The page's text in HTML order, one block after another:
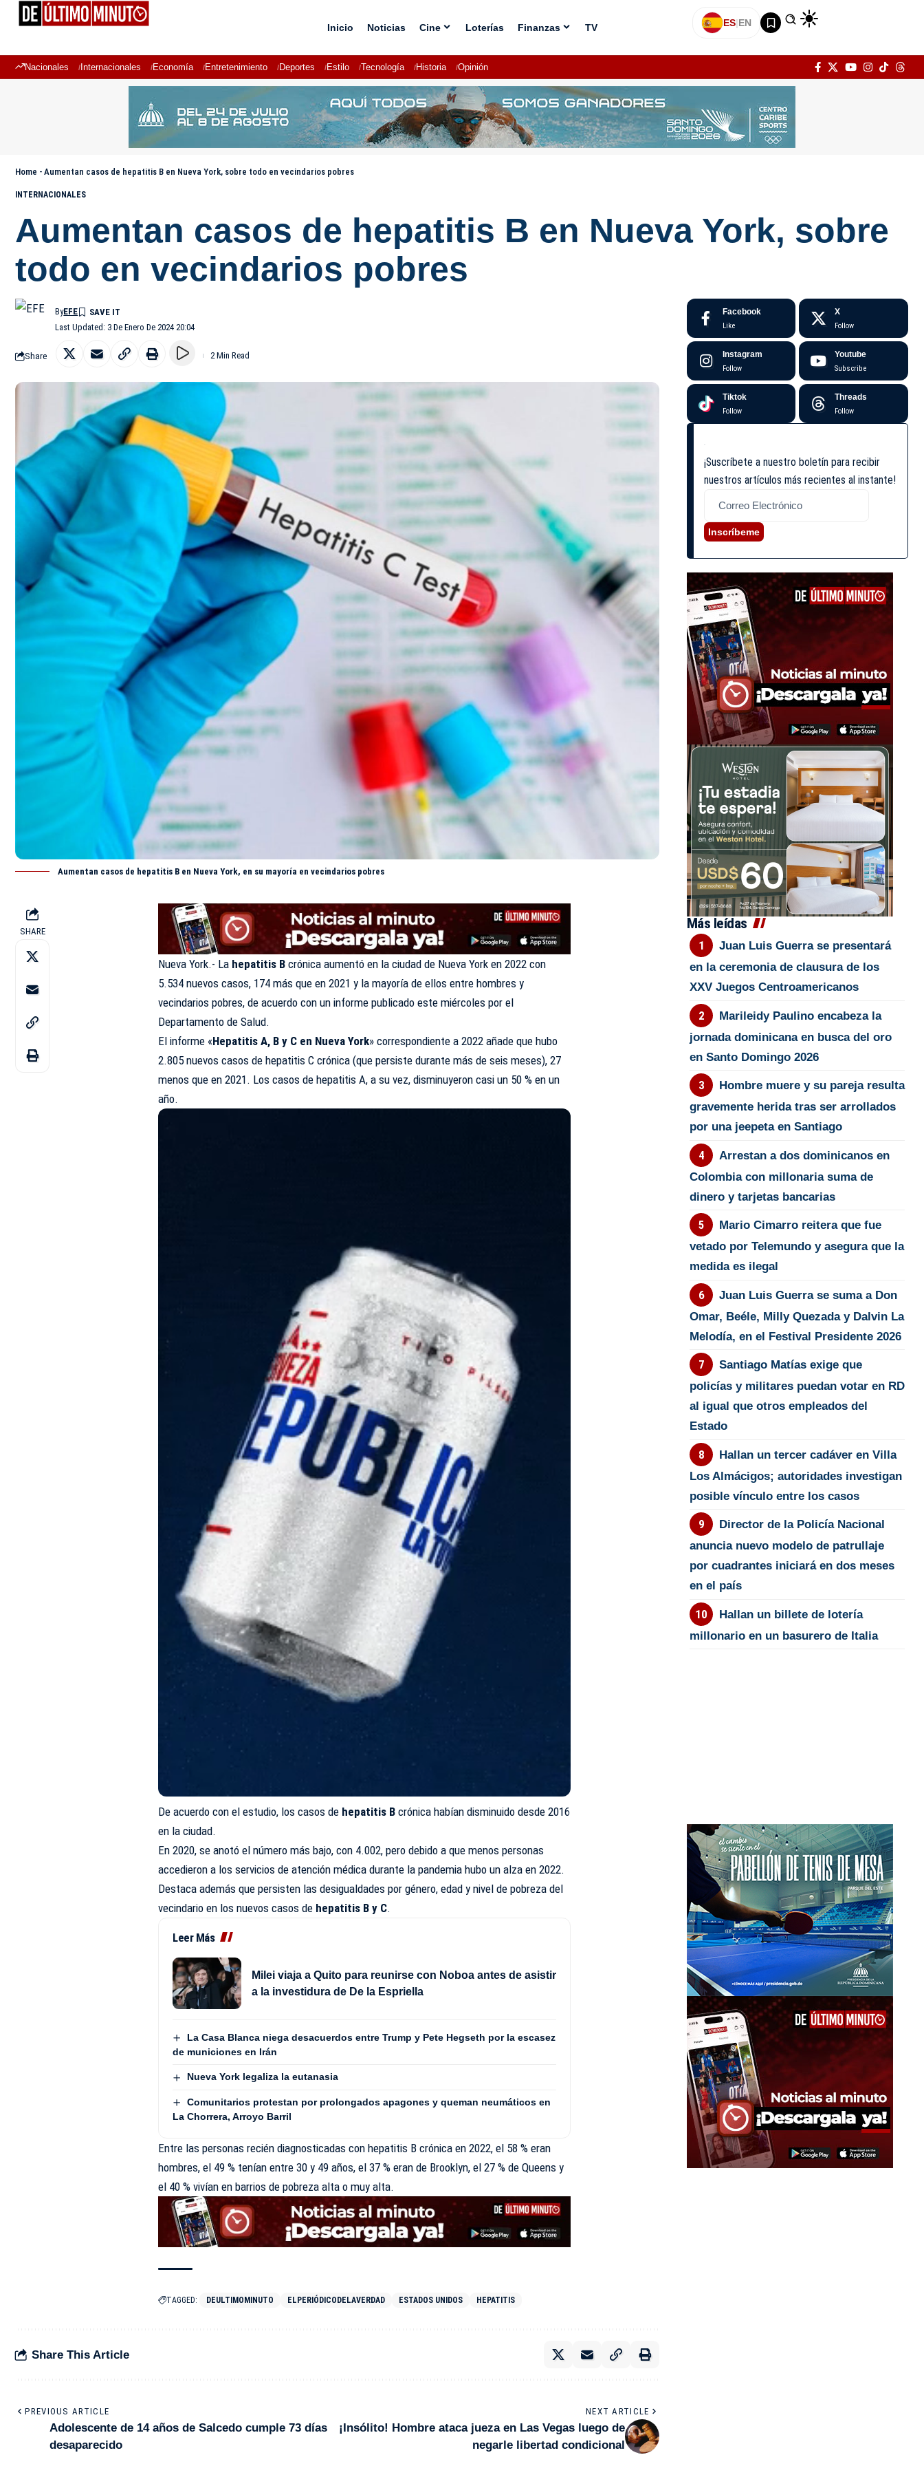
Inicio Noticias Cine Loterías Finanzas TV ES|EN
Nacionales Internacionales Economía Entretenimiento Deportes Estilo Tecnología Historia Opinión
Home - Aumentan casos de hepatitis B en Nueva York, sobre todo en vecindarios pobres
INTERNACIONALES
Aumentan casos de hepatitis B en Nueva York, sobre
todo en vecindarios pobres
Last Updated: 3 De Enero De 2024 20:04
ByEFE
Share 2 Min Read
Aumentan casos de hepatitis B en Nueva York, en su mayoría en vecindarios pobres
SHARE
Nueva York.- La hepatitis B crónica aumentó en la ciudad de Nueva York en 2022 con
5.534 nuevos casos, 174 más que en 2021 y la mayoría de ellos entre hombres y
vecindarios pobres, de acuerdo con un informe publicado este miércoles por el
Departamento de Salud.
El informe «HepatitisA, B y C en Nueva York» correspondiente a 2022 añade que hubo
2.805 nuevos casos de hepatitis C crónica (que persiste durante más de seis meses), 27
menos que en 2021. Los casos de hepatitis A, a su vez, disminuyeron casi un 50 % en un
año.
De acuerdo con el estudio, los casos de hepatitis B crónica habían disminuido desde 2016
en la ciudad.
En 2020, se anotó el número más bajo, con 4.002, pero debido a que menos personas
accedieron a los servicios de atención médica durante la pandemia hubo un alza en 2022.
Destaca además que persisten las desigualdades por género, edad y nivel de pobreza del
vecindario en los nuevos casos de hepatitis B y C.
Leer Más
Milei viaja a Quito para reunirse con Noboa antes de asistir
a la investidura de De la Espriella
La Casa Blanca niega desacuerdos entre Trump y Pete Hegseth por la escasez
de municiones en Irán
Nueva York legaliza la eutanasia
Comunitarios protestan por prolongados apagones y queman neumáticos en
La Chorrera, Arroyo Barril
Entre las personas recién diagnosticadas conhepatitis B crónica en 2022, el 58 % eran
hombres, el 49 % tenían entre 30 y 49 años, el 37 % eran de Brooklyn, el 27 % de Queens y
el 40 % vivían en barrios de pobreza alta o muy alta.
TAGGED: DEULTIMOMINUTO ELPERIÓDICODELAVERDAD ESTADOS UNIDOS HEPATITIS
Share This Article
PREVIOUS ARTICLE
Adolescente de 14 años de Salcedo cumple 73 días
desaparecido
NEXT ARTICLE
¡Insólito! Hombre ataca jueza en Las Vegas luego de
negarle libertad condicional
Facebook
Like
X
Follow
Instagram
Follow
Youtube
Subscribe
Tiktok
Follow
Threads
Follow
¡Suscríbete a nuestro boletín para recibir
nuestros artículos más recientes al instante!
Inscríbeme
Más leídas
Juan Luis Guerra se presentará
en la ceremonia de clausura de los
XXV Juegos Centroamericanos
Marileidy Paulino encabeza la
jornada dominicana en busca del oro
en Santo Domingo 2026
Hombre muere y su pareja resulta
gravemente herida tras ser arrollados
por una jeepeta en Santiago
Arrestan a dos dominicanos en
Colombia con millonaria suma de
dinero y tarjetas bancarias
Mario Cimarro reitera que fue
vetado por Telemundo y asegura que la
medida es ilegal
Juan Luis Guerra se suma a Don
Omar, Beéle, Milly Quezada y Dalvin La
Melodía, en el Festival Presidente 2026
Santiago Matías exige que
policías y militares puedan votar en RD
al igual que otros empleados del
Estado
Hallan un tercer cadáver en Villa
Los Almácigos; autoridades investigan
posible vínculo entre los casos
Director de la Policía Nacional
anuncia nuevo modelo de patrullaje
por cuadrantes iniciará en dos meses
en el país
Hallan un billete de lotería
millonario en un basurero de Italia